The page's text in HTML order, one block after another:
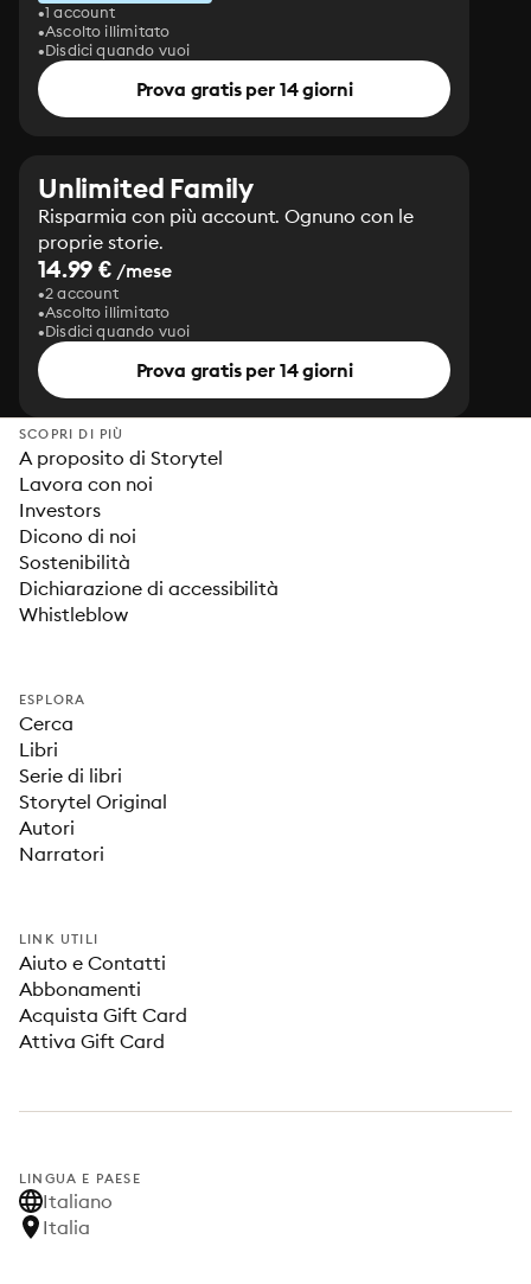
1 account
Ascolto illimitato
Disdici quando vuoi
Prova gratis per 14 giorni
Unlimited Family
Risparmia con più account. Ognuno con le
proprie storie.
14.99 € /mese
2 account
Ascolto illimitato
Disdici quando vuoi
Prova gratis per 14 giorni
SCOPRI DI PIÙ
A proposito di Storytel
Lavora con noi
Investors
Dicono di noi
Sostenibilità
Dichiarazione di accessibilità
Whistleblow
ESPLORA
Cerca
Libri
Serie di libri
Storytel Original
Autori
Narratori
LINK UTILI
Aiuto e Contatti
Abbonamenti
Acquista Gift Card
Attiva Gift Card
LINGUA E PAESE
Italiano
Italia